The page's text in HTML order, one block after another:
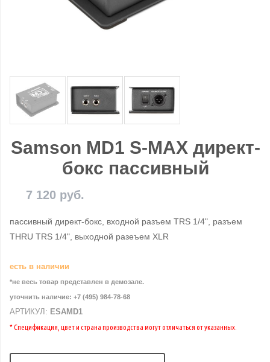
Samson MD1 S-MAX директ-
бокс пассивный
7 120 руб.
пассивный директ-бокс, входной разъем TRS 1/4", разъем
THRU TRS 1/4", выходной разеъем XLR
есть в наличии
*не весь товар представлен в демозале.
уточнить наличие: +7 (495) 984-78-68
АРТИКУЛ: ESAMD1
* Спецификация, цвет и страна производства могут отличаться от указанных.